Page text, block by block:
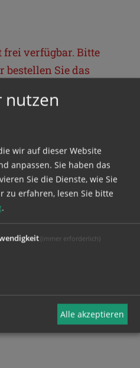
verfügbar. Bitte
bestellen Sie das
Ihrem Benutzernamen
nutzen
wir auf dieser Website
anpassen. Sie haben das
Sie die Dienste, wie Sie
zu erfahren, lesen Sie bitte
.
(immer erforderlich)
Alle akzeptieren